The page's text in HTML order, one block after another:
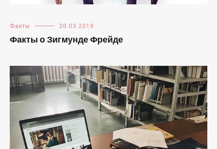
Факты 20.03.2019
Факты о Зигмунде Фрейде